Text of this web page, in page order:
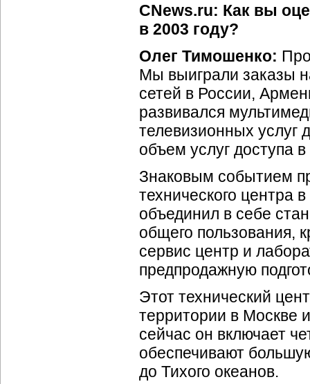
CNews.ru: Как вы
в 2003 году?
Олег Тимошенко:
Мы выиграли заказы
сетей в России,
развивался
телевизионных услуг
объем услуг доступа
Знаковым событием
технического центра
объединил в себе
общего пользования,
сервис центр и
предпродажную
Этот технический
территории в Москве
сейчас он включает
обеспечивают
до Тихого океанов.